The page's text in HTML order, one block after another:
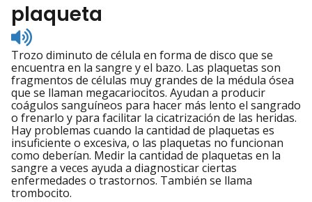
plaqueta
Listen
to
pronunciation
Trozo diminuto de célula en forma de disco que se
encuentra en la sangre y el bazo. Las plaquetas son
fragmentos de células muy grandes de la médula ósea
que se llaman megacariocitos. Ayudan a producir
coágulos sanguíneos para hacer más lento el sangrado
o frenarlo y para facilitar la cicatrización de las heridas.
Hay problemas cuando la cantidad de plaquetas es
insuficiente o excesiva, o las plaquetas no funcionan
como deberían. Medir la cantidad de plaquetas en la
sangre a veces ayuda a diagnosticar ciertas
enfermedades o trastornos. También se llama
trombocito.